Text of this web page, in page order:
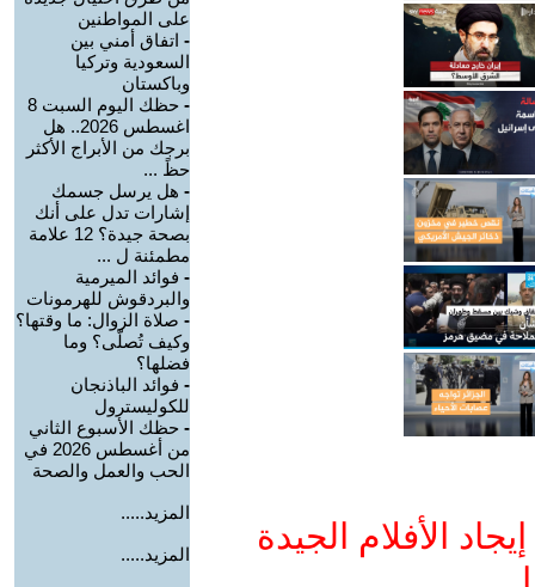
الأفلام الجيدة
على المواطنين
- اتفاق أمني بين
السعودية وتركيا
وباكستان
-
حظك اليوم السبت 8
اغسطس 2026.. هل
برجك من الأبراج الأكثر
حظً ...
- هل يرسل جسمك
إشارات تدل على أنك
بصحة جيدة؟ 12 علامة
مطمئنة ل ...
- فوائد الميرمية
والبردقوش للهرمونات
- صلاة الزوال: ما وقتها؟
وكيف تُصلّى؟ وما
فضلها؟
- فوائد الباذنجان
للكوليسترول
- حظك الأسبوع الثاني
من أغسطس 2026 في
الحب والعمل والصحة
المزيد.....
المزيد.....